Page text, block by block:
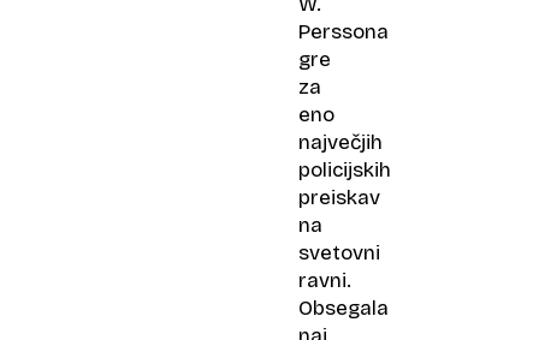
Perssona
gre
za
eno
največjih
policijskih
preiskav
na
svetovni
ravni.
Obsegala